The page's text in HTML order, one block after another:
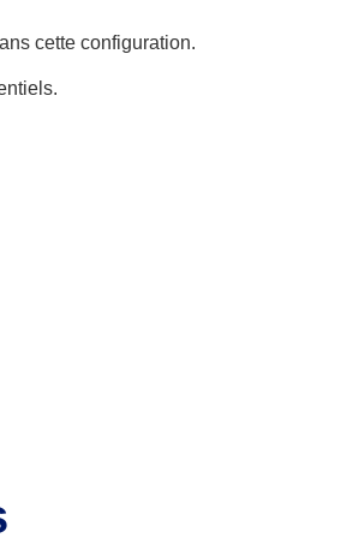
cette configuration.